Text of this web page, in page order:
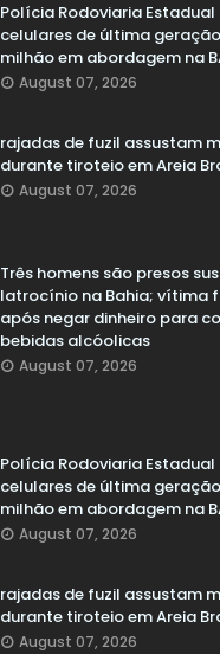
Polícia Rodoviaria
celulares de última geração
milhão em abordagem na
August 07, 2026
rajadas de fuzil assustam
durante tiroteio em Areia
August 07, 2026
Três homens são presos
latrocínio na Bahia; vítima
após negar dinheiro para
bebidas alcóolicas
August 07, 2026
Polícia Rodoviaria
celulares de última geração
milhão em abordagem na
August 07, 2026
rajadas de fuzil assustam
durante tiroteio em Areia
August 07, 2026